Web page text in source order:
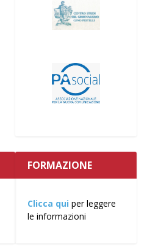
FORMAZIONE
Clicca qui per leggere
le informazioni